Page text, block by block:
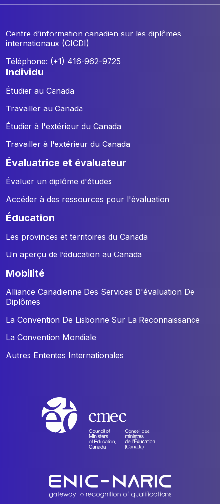
Centre d’information canadien sur les diplômes
internationaux (CICDI)
Téléphone: (+1) 416-962-9725
individu
Étudier au Canada
Travailler au Canada
Étudier à l'extérieur du Canada
Travailler à l'extérieur du Canada
évaluatrice et évaluateur
Évaluer un diplôme d'études
Accéder à des ressources pour l'évaluation
éducation
Les provinces et territoires du Canada
Un aperçu de l’éducation au Canada
mobilité
Alliance Canadienne Des Services D'évaluation De
Diplômes
La Convention De Lisbonne Sur La Reconnaissance
La Convention Mondiale
Autres Ententes Internationales